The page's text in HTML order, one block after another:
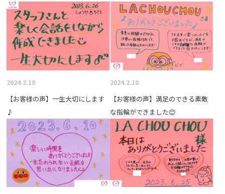
2024.2.10
【お客様の声】一生大切にします
♪
2024.2.10
【お客様の声】満足のできる素敵
な指輪ができました😊